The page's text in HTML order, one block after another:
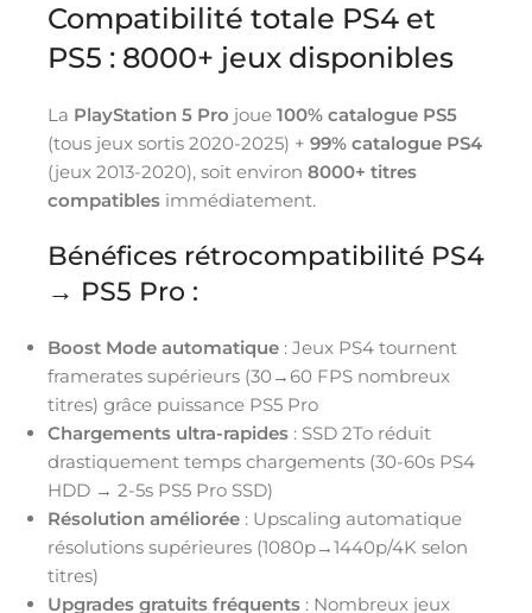
Compatibilité totale PS4 et
PS5 : 8000+ jeux disponibles
La PlayStation 5 Pro joue 100% catalogue PS5
(tous jeux sortis 2020-2025) + 99% catalogue PS4
(jeux 2013-2020), soit environ 8000+ titres
compatibles immédiatement.
Bénéfices rétrocompatibilité PS4
→ PS5 Pro :
Boost Mode automatique : Jeux PS4 tournent
framerates supérieurs (30→60 FPS nombreux
titres) grâce puissance PS5 Pro
Chargements ultra-rapides : SSD 2To réduit
drastiquement temps chargements (30-60s PS4
HDD → 2-5s PS5 Pro SSD)
Résolution améliorée : Upscaling automatique
résolutions supérieures (1080p→1440p/4K selon
titres)
Upgrades gratuits fréquents : Nombreux jeux